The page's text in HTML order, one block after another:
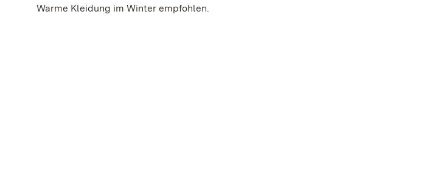
Warme Kleidung im Winter empfohlen.